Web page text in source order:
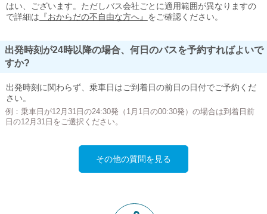
はい、ございます。ただしバス会社ごとに適用範囲が異なりますの
で詳細は 『おからだの不自由な方へ』 をご確認ください。
出発時刻が24時以降の場合、何日のバスを予約すればよいで
すか?
出発時刻に関わらず、乗車日はご到着日の前日の日付でご予約くだ
さい。
例：乗車日が12月31日の24:30発（1月1日の00:30発）の場合は到着日前
日の12月31日をご選択ください。
その他の質問を見る